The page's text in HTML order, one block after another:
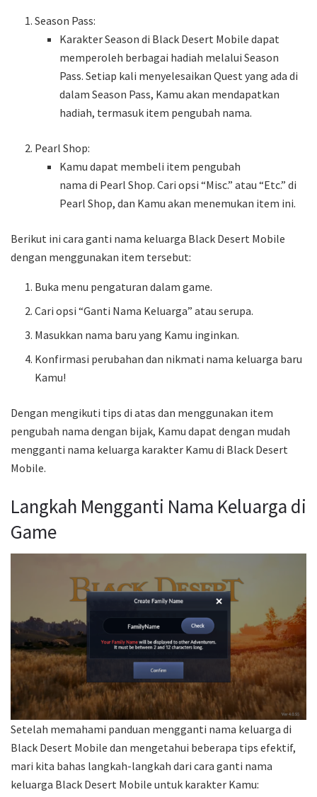
Season Pass:
Karakter Season di Black Desert Mobile dapat
memperoleh berbagai hadiah melalui Season
Pass. Setiap kali menyelesaikan Quest yang ada di
dalam Season Pass, Kamu akan mendapatkan
hadiah, termasuk item pengubah nama.
Pearl Shop:
Kamu dapat membeli item pengubah
nama di Pearl Shop. Cari opsi “Misc.” atau “Etc.” di
Pearl Shop, dan Kamu akan menemukan item ini.
Berikut ini cara ganti nama keluarga Black Desert Mobile
dengan menggunakan item tersebut:
Buka menu pengaturan dalam game.
Cari opsi “Ganti Nama Keluarga” atau serupa.
Masukkan nama baru yang Kamu inginkan.
Konfirmasi perubahan dan nikmati nama keluarga baru
Kamu!
Dengan mengikuti tips di atas dan menggunakan item
pengubah nama dengan bijak, Kamu dapat dengan mudah
mengganti nama keluarga karakter Kamu di Black Desert
Mobile.
Langkah Mengganti Nama Keluarga di
Game
Setelah memahami panduan mengganti nama keluarga di
Black Desert Mobile dan mengetahui beberapa tips efektif,
mari kita bahas langkah-langkah dari cara ganti nama
keluarga Black Desert Mobile untuk karakter Kamu: